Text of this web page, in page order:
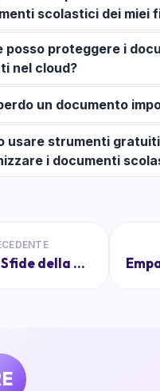
scolastici dei miei
posso proteggere i
nel cloud?
un documento
usare strumenti
i documenti
Le Sfide della Digitalizzazione nelle Scuole: Come Superarle